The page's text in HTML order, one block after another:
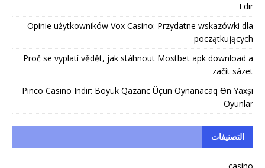
Edir
Opinie użytkowników Vox Casino: Przydatne wskazówki dla
początkujących
Proč se vyplatí vědět, jak stáhnout Mostbet apk download a
začít sázet
Pinco Casino Indir: Böyük Qazanc Üçün Oynanacaq Ən Yaxşı
Oyunlar
التصنيفات